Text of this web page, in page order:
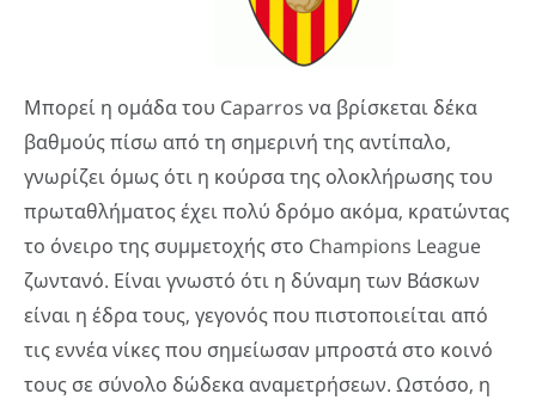
Μπορεί η ομάδα του Caparros να βρίσκεται δέκα
βαθμούς πίσω από τη σημερινή της αντίπαλο,
γνωρίζει όμως ότι η κούρσα της ολοκλήρωσης του
πρωταθλήματος έχει πολύ δρόμο ακόμα, κρατώντας
το όνειρο της συμμετοχής στο Champions League
ζωντανό. Είναι γνωστό ότι η δύναμη των Βάσκων
είναι η έδρα τους, γεγονός που πιστοποιείται από
τις εννέα νίκες που σημείωσαν μπροστά στο κοινό
τους σε σύνολο δώδεκα αναμετρήσεων. Ωστόσο, η